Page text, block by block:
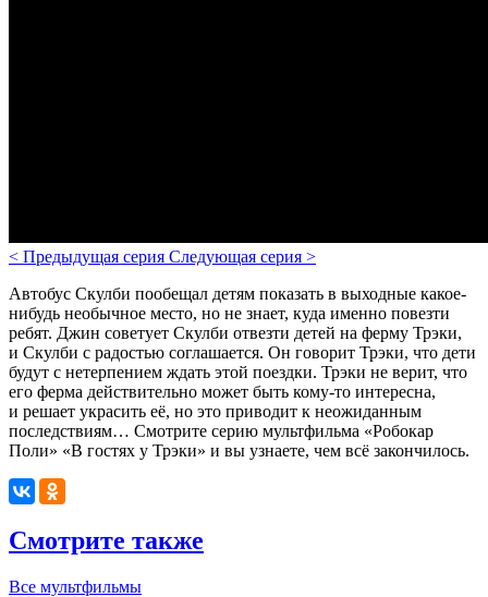
< Предыдущая серия Следующая серия >
Автобус Скулби пообещал детям показать в выходные какое-
нибудь необычное место, но не знает, куда именно повезти
ребят. Джин советует Скулби отвезти детей на ферму Трэки,
и Скулби с радостью соглашается. Он говорит Трэки, что дети
будут с нетерпением ждать этой поездки. Трэки не верит, что
его ферма действительно может быть кому-то интересна,
и решает украсить её, но это приводит к неожиданным
последствиям… Смотрите серию мультфильма «Робокар
Поли» «В гостях у Трэки» и вы узнаете, чем всё закончилось.
Смотрите также
Все мультфильмы